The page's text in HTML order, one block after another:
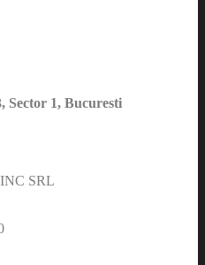
Sector 1, Bucuresti
SRL